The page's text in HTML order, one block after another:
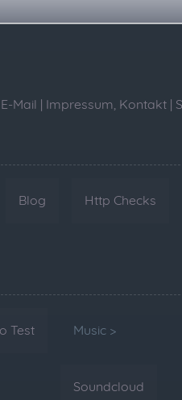
E-Mail | Impressum, Kontakt|
Blog Http Checks
Test Music >
Soundcloud